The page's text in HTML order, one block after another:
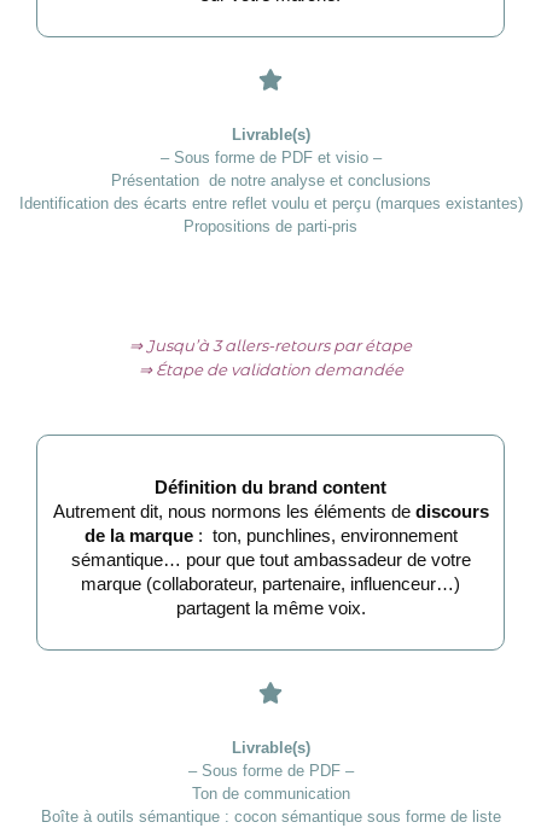
Livrable(s)
– Sous forme de PDF et visio –
Présentation de notre analyse et conclusions
Identification des écarts entre reflet voulu et perçu (marques existantes)
Propositions de parti-pris
⇒ Jusqu’à 3 allers-retours par étape
⇒ Étape de validation demandée
Définition du brand content
Autrement dit, nous normons les éléments de discours
de la marque: ton, punchlines, environnement
sémantique… pour que tout ambassadeur de votre
marque (collaborateur, partenaire, influenceur…)
partagent la même voix.
Livrable(s)
– Sous forme de PDF –
Ton de communication
Boîte à outils sémantique : cocon sémantique sous forme de liste